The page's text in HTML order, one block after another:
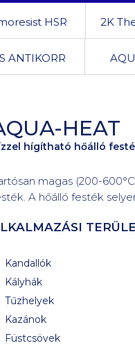
HSR 2K
ANTIKORR
HEAT
hígítható hőálló
magas (200-
A hőálló festék
Kandallók
Kályhák
Tűzhelyek
Kazánok
Füstcsövek